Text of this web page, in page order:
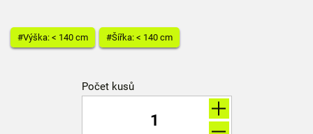
#Výška: < 140 cm #Šířka: < 140 cm
Počet kusů